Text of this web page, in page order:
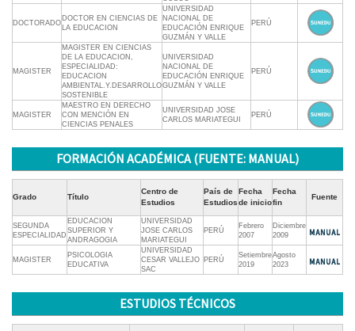
DOCTORADO
DOCTOR EN CIENCIAS DE
LA EDUCACION
UNIVERSIDAD
NACIONAL DE
EDUCACIÓN ENRIQUE
GUZMÁN Y VALLE
PERÚ
MAGISTER
MAGISTER EN CIENCIAS
DE LA EDUCACION,
ESPECIALIDAD:
EDUCACION
AMBIENTAL.Y.DESARROLLO
SOSTENIBLE
UNIVERSIDAD
NACIONAL DE
EDUCACIÓN ENRIQUE
GUZMÁN Y VALLE
PERÚ
MAGISTER
MAESTRO EN DERECHO
CON MENCIÓN EN
CIENCIAS PENALES
UNIVERSIDAD JOSE
CARLOS MARIATEGUI
PERÚ
FORMACIÓN ACADÉMICA (FUENTE: MANUAL)
Grado Título
Centro de
Estudios
País de
Estudios
Fecha
de inicio
Fecha
fin
Fuente
SEGUNDA
ESPECIALIDAD
EDUCACION
SUPERIOR Y
ANDRAGOGIA
UNIVERSIDAD
JOSE CARLOS
MARIATEGUI
PERÚ
Febrero
2007
Diciembre
2009
MAGISTER
PSICOLOGIA
EDUCATIVA
UNIVERSIDAD
CESAR VALLEJO
SAC
PERÚ
Setiembre
2019
Agosto
2023
ESTUDIOS TÉCNICOS